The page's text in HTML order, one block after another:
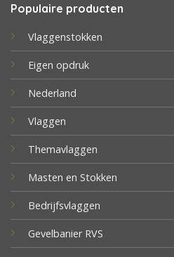
Populaire producten
Vlaggenstokken
Eigen opdruk
Nederland
Vlaggen
Themavlaggen
Masten en Stokken
Bedrijfsvlaggen
Gevelbanier RVS